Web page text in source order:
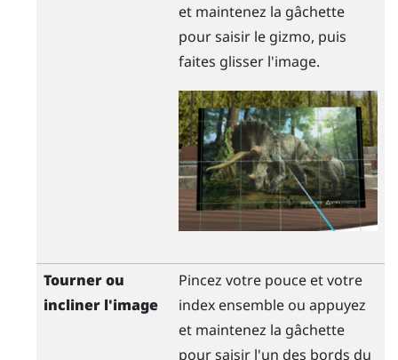
et maintenez la gâchette
pour saisir le gizmo, puis
faites glisser l'image.
Tourner ou
incliner l'image
Pincez votre pouce et votre
index ensemble ou appuyez
et maintenez la gâchette
pour saisir l'un des bords du